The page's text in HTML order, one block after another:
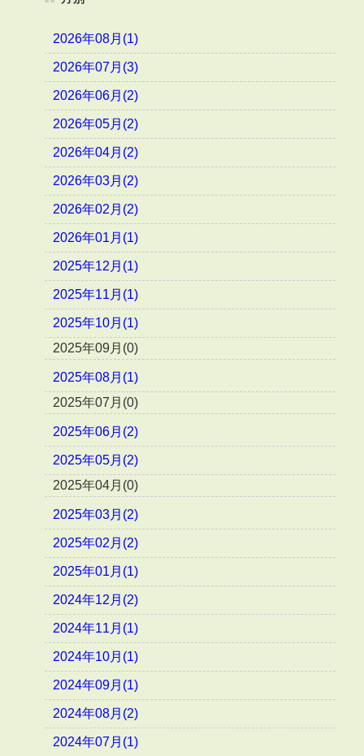
2026年08月(1)
2026年07月(3)
2026年06月(2)
2026年05月(2)
2026年04月(2)
2026年03月(2)
2026年02月(2)
2026年01月(1)
2025年12月(1)
2025年11月(1)
2025年10月(1)
2025年09月(0)
2025年08月(1)
2025年07月(0)
2025年06月(2)
2025年05月(2)
2025年04月(0)
2025年03月(2)
2025年02月(2)
2025年01月(1)
2024年12月(2)
2024年11月(1)
2024年10月(1)
2024年09月(1)
2024年08月(2)
2024年07月(1)